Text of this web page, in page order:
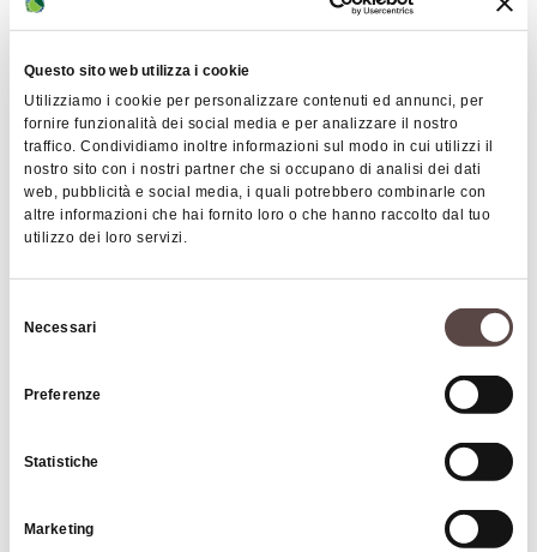
Questo sito web utilizza i cookie
Utilizziamo i cookie per personalizzare contenuti ed annunci, per
fornire funzionalità dei social media e per analizzare il nostro
traffico. Condividiamo inoltre informazioni sul modo in cui utilizzi il
nostro sito con i nostri partner che si occupano di analisi dei dati
web, pubblicità e social media, i quali potrebbero combinarle con
altre informazioni che hai fornito loro o che hanno raccolto dal tuo
utilizzo dei loro servizi.
delNecessari
Preferenze
Statistiche
Marketing
Mercati in Valsamoggia
28 Gennaio 2025- 31 Dicembre 2053
VALSAMOGGIA
MERCATI
Mercati di San Lazzaro di Savena